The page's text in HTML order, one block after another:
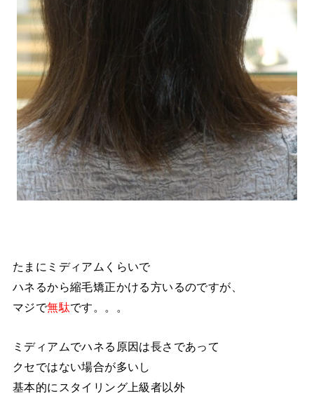
たまにミディアムくらいで
ハネるから縮毛矯正かける方いるのですが、
マジで無駄です。。。
ミディアムでハネる原因は長さであって
クセではない場合が多いし
基本的にスタイリング上級者以外